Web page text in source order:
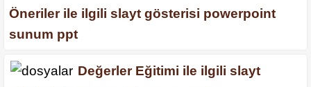
Öneriler ile ilgili slayt gösterisi powerpoint
sunum ppt
Değerler Eğitimi ile ilgili slayt